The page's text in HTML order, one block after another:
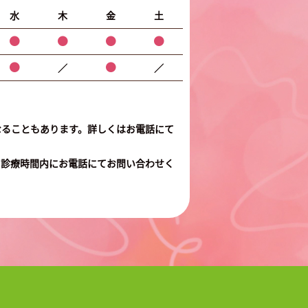
水 木 金 土
／ ／
こともあります。詳しくはお電話にて
療時間内にお電話にてお問い合わせく